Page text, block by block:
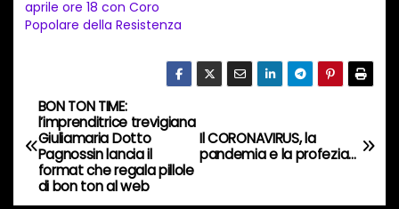
n
r
s
o
…
aprile ore 18 con Coro
Popolare della Resistenza
N
a
v
Il CORONAVIRUS, la
pandemia e la profezia…
BON TON TIME:
l’imprenditrice trevigiana
Giuliamaria Dotto
Pagnossin lancia il
format che regala pillole
di bon ton al web